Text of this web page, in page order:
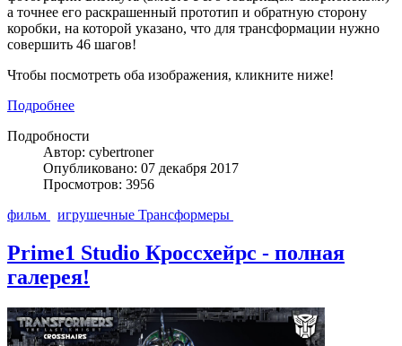
а точнее его раскрашенный прототип и обратную сторону
коробки, на которой указано, что для трансформации нужно
совершить 46 шагов!
Чтобы посмотреть оба изображения, кликните ниже!
Подробнее
Подробности
Автор: cybertroner
Опубликовано: 07 декабря 2017
Просмотров: 3956
фильм
игрушечные Трансформеры
Prime1 Studio Кроссхейрс - полная
галерея!